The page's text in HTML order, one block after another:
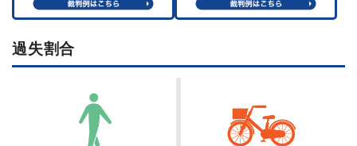
過失割合